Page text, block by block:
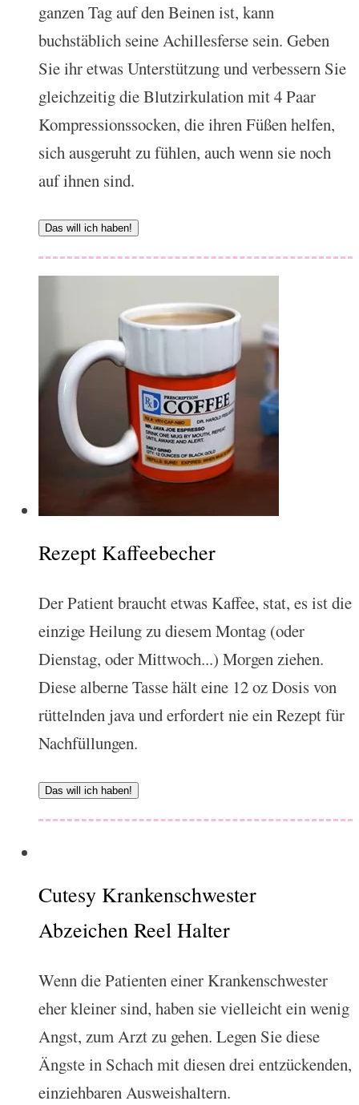
ganzen Tag auf den Beinen ist, kann
buchstäblich seine Achillesferse sein. Geben
Sie ihr etwas Unterstützung und verbessern Sie
gleichzeitig die Blutzirkulation mit 4 Paar
Kompressionssocken, die ihren Füßen helfen,
sich ausgeruht zu fühlen, auch wenn sie noch
auf ihnen sind.
Das will ich haben!
Rezept Kaffeebecher
Der Patient braucht etwas Kaffee, stat, es ist die
einzige Heilung zu diesem Montag (oder
Dienstag, oder Mittwoch...) Morgen ziehen.
Diese alberne Tasse hält eine 12 oz Dosis von
rüttelnden java und erfordert nie ein Rezept für
Nachfüllungen.
Das will ich haben!
Cutesy Krankenschwester
Abzeichen Reel Halter
Wenn die Patienten einer Krankenschwester
eher kleiner sind, haben sie vielleicht ein wenig
Angst, zum Arzt zu gehen. Legen Sie diese
Ängste in Schach mit diesen drei entzückenden,
einziehbaren Ausweishaltern.